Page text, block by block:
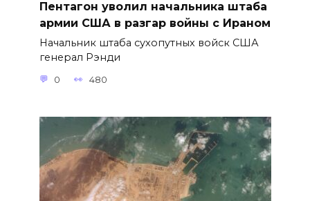
Пентагон уволил начальника штаба
армии США в разгар войны с Ираном
Начальник штаба сухопутных войск США
генерал Рэнди
0 480